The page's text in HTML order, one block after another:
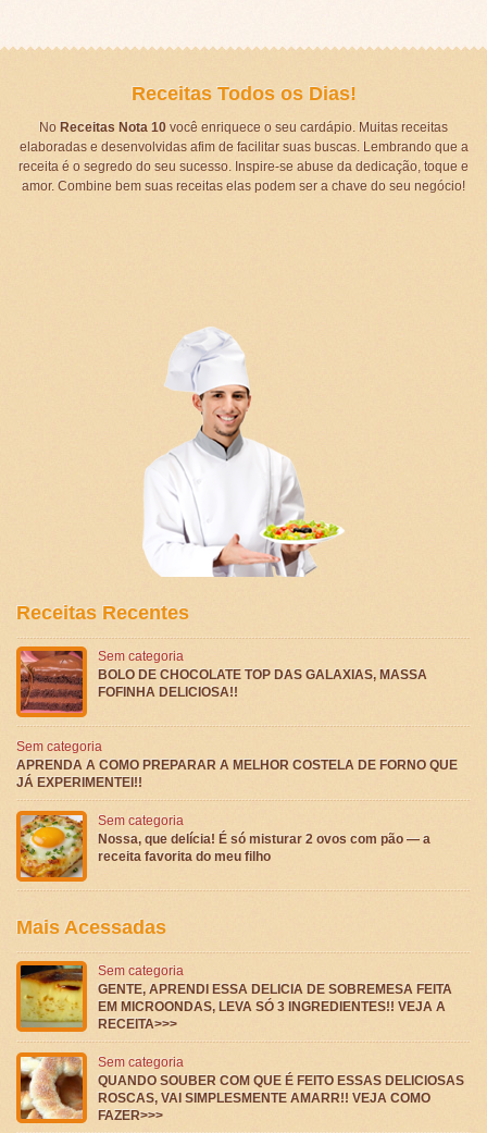
Receitas Todos os Dias!
No Receitas Nota 10você enriquece o seu cardápio. Muitas receitas
elaboradas e desenvolvidas afim de facilitar suas buscas. Lembrando que a
receita é o segredo do seu sucesso. Inspire-se abuse da dedicação, toque e
amor. Combine bem suas receitas elas podem ser a chave do seu negócio!
Receitas Recentes
Sem categoria
BOLO DE CHOCOLATE TOP DAS GALAXIAS, MASSA
FOFINHA DELICIOSA!!
Sem categoria
APRENDA A COMO PREPARAR A MELHOR COSTELA DE FORNO QUE
JÁ EXPERIMENTEI!!
Sem categoria
Nossa, que delícia! É só misturar 2 ovos com pão — a
receita favorita do meu filho
Mais Acessadas
Sem categoria
GENTE, APRENDI ESSA DELICIA DE SOBREMESA FEITA
EM MICROONDAS, LEVA SÓ 3 INGREDIENTES!! VEJA A
RECEITA>>>
Sem categoria
QUANDO SOUBER COM QUE É FEITO ESSAS DELICIOSAS
ROSCAS, VAI SIMPLESMENTE AMARR!! VEJA COMO
FAZER>>>